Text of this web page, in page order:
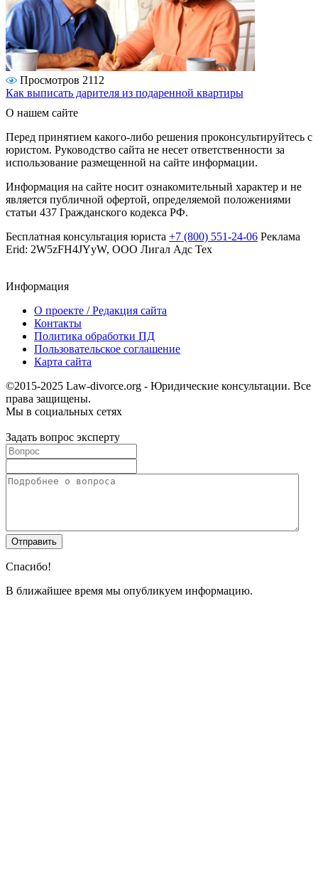
Просмотров 2112
Как выписать дарителя из подаренной квартиры
О нашем сайте
Перед принятием какого-либо решения проконсультируйтесь с
юристом. Руководство сайта не несет ответственности за
использование размещенной на сайте информации.
Информация на сайте носит ознакомительный характер и не
является публичной офертой, определяемой положениями
статьи 437 Гражданского кодекса РФ.
Бесплатная консультация юриста +7 (800) 551-24-06 Реклама
Erid: 2W5zFH4JYyW, ООО Лигал Адс Тех
Информация
О проекте / Редакция сайта
Контакты
Политика обработки ПД
Пользовательское соглашение
Карта сайта
©2015-2025 Law-divorce.org - Юридические консультации. Все
права защищены.
Мы в социальных сетях
Задать вопрос эксперту
Спасибо!
В ближайшее время мы опубликуем информацию.